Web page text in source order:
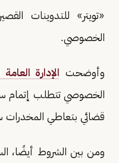
«تويتر» للتدوينات
الخصوصي.
وأوضحت الإدارة العامة
قضائي بتعاطي المخدرات
ومن بين الشروط أيضًا،